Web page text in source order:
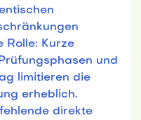
Rolle: Kurze
und
limitieren die
erheblich.
direkte